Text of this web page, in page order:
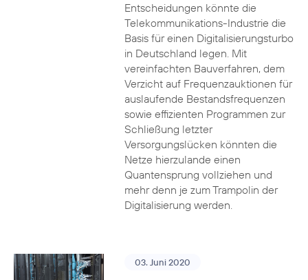
Entscheidungen könnte die
Telekommunikations-Industrie die
Basis für einen Digitalisierungsturbo
in Deutschland legen. Mit
vereinfachten Bauverfahren, dem
Verzicht auf Frequenzauktionen für
auslaufende Bestandsfrequenzen
sowie effizienten Programmen zur
Schließung letzter
Versorgungslücken könnten die
Netze hierzulande einen
Quantensprung vollziehen und
mehr denn je zum Trampolin der
Digitalisierung werden.
03. Juni 2020